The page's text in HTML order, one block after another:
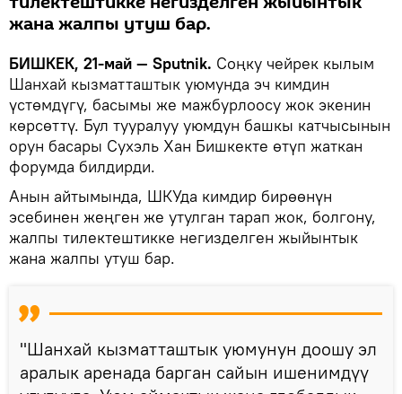
жана жалпы утуш бар.
БИШКЕК, 21-май — Sputnik. Соңку чейрек кылым
Шанхай кызматташтык уюмунда эч кимдин
үстөмдүгү, басымы же мажбурлоосу жок экенин
көрсөттү. Бул тууралуу уюмдун башкы катчысынын
орун басары Сухэль Хан Бишкекте өтүп жаткан
форумда билдирди.
Анын айтымында, ШКУда кимдир бирөөнүн
эсебинен жеңген же утулган тарап жок, болгону,
жалпы тилектештикке негизделген жыйынтык
жана жалпы утуш бар.
"Шанхай кызматташтык уюмунун доошу эл
аралык аренада барган сайын ишенимдүү